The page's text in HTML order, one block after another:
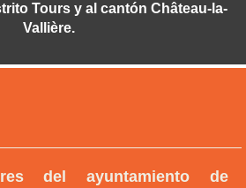
del ayuntamiento de
Tours y al cantón Château-la-
Vallière.